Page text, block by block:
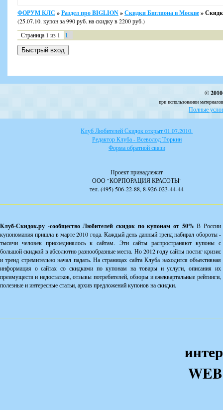
ФОРУМ КЛС »Раздел про BIGLION»Скидки Биглиона в Москве»
(25.07.10. купон за 990 руб. на скидку в 2200 руб.)
Страница 1 из 1 1
©
при использовании
Полные
Клуб Любителей Скидок открыт 01.07.2010.
Редактор Клуба - Всеволод Тюркин
Форма обратной связи
Проект принадлежит
ООО "КОРПОРАЦИЯ КРАСОТЫ"
тел. (495) 506-22-88, 8-926-023-44-44
Клуб-Скидок.ру -сообщество Любителей скидок по купонам от 50%В России
купономания пришла в марте 2010 года. Каждый день данный тренд набирал обороты -
тысячи человек присоединялось к сайтам. Эти сайты распространяют купоны с
большой скидкой в абсолютно разнообразные места. Но 2012 году сайты постиг кризис
и тренд стремительно начал падать. На страницах сайта Клуба находится объективная
информация о сайтах со скидками по купонам на товары и услуги, описания их
преимуществ и недостатков, отзывы потребителей, обзоры и ежеквартальные рейтинги,
полезные и интересные статьи, архив предложений купонов на скидки.